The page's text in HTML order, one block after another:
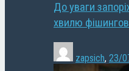
До уваги
хвилю
zapsich, 23/